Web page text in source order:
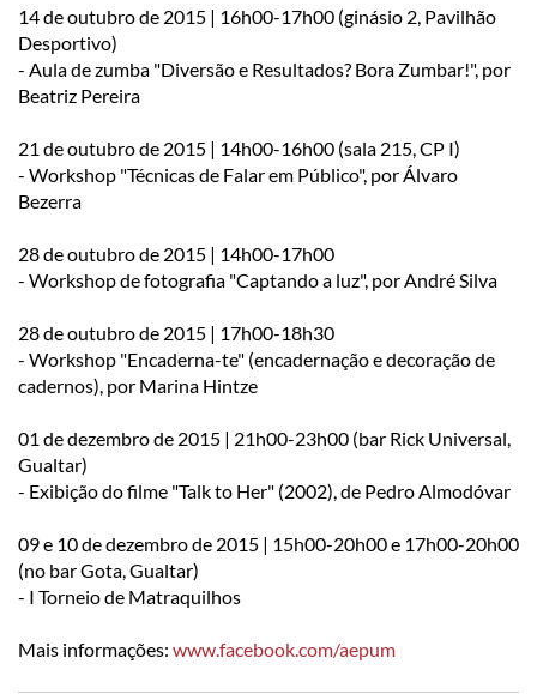
14 de outubro de 2015 | 16h00-17h00 (ginásio 2, Pavilhão
Desportivo)
- Aula de zumba "Diversão e Resultados? Bora Zumbar!", por
Beatriz Pereira
21 de outubro de 2015 | 14h00-16h00 (sala 215, CP I)
- Workshop "Técnicas de Falar em Público", por Álvaro
Bezerra
28 de outubro de 2015 | 14h00-17h00
- Workshop de fotografia "Captando a luz", por André Silva
28 de outubro de 2015 | 17h00-18h30
- Workshop "Encaderna-te" (encadernação e decoração de
cadernos), por Marina Hintze
01 de dezembro de 2015 | 21h00-23h00 (bar Rick Universal,
Gualtar)
- Exibição do filme "Talk to Her" (2002), de Pedro Almodóvar
09 e 10 de dezembro de 2015 | 15h00-20h00 e 17h00-20h00
(no bar Gota, Gualtar)
- I Torneio de Matraquilhos
Mais informações: www.facebook.com/aepum​